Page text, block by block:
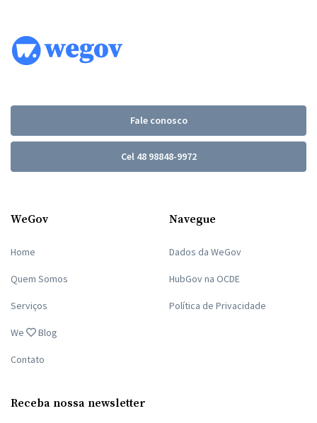
Fale conosco
Cel 48 98848-9972
WeGov
Home
Quem Somos
Serviços
We Blog
Contato
Navegue
Dados da WeGov
HubGov na OCDE
Política de Privacidade
Receba nossa newsletter